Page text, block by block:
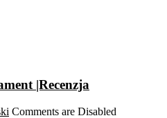
|Recenzja
Comments are Disabled